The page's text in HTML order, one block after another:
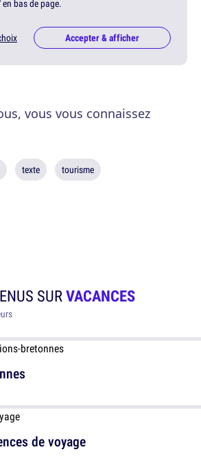
bas de page.
Accepter & afficher
vous vous connaissez
texte tourisme
SURVACANCES
de voyage